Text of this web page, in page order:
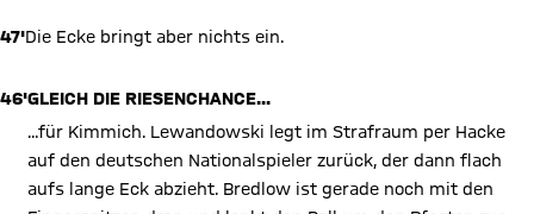
47'Die Ecke bringt aber nichts ein.
46'GLEICH DIE RIESENCHANCE...
...für Kimmich. Lewandowski legt im Strafraum per Hacke
auf den deutschen Nationalspieler zurück, der dann flach
aufs lange Eck abzieht. Bredlow ist gerade noch mit den